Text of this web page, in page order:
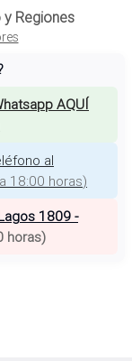
y Regiones
AQUÍ
al
18:00 horas)
1809 -
horas)